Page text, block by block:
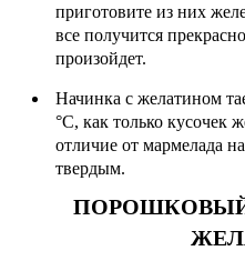
приготовите из них
все получится
произойдет.
Начинка с желатином
°С, как только кусочек
отличие от мармелада
твердым.
ПОРОШКОВЫЙ